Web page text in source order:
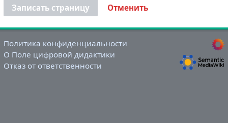
Записать страницу Отменить
Политика конфиденциальности
О Поле цифровой дидактики
Отказ от ответственности